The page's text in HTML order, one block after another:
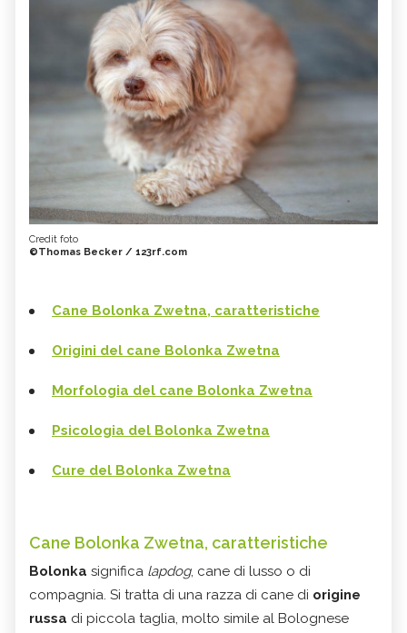
Credit foto
©Thomas Becker / 123rf.com
Cane Bolonka Zwetna, caratteristiche
Origini del cane Bolonka Zwetna
Morfologia del cane Bolonka Zwetna
Psicologia del Bolonka Zwetna
Cure del Bolonka Zwetna
Cane Bolonka Zwetna, caratteristiche
Bolonka significa lapdog, cane di lusso o di
compagnia. Si tratta di una razza di cane di origine
russa di piccola taglia, molto simile al Bolognese